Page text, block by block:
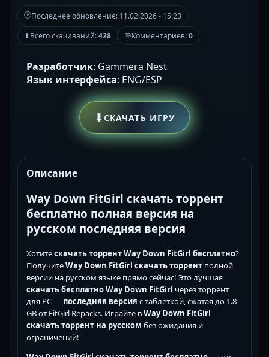
🕒Последнее обновление: 11.02.2026 - 15:23
⬇Всего скачиваний:428 💬Комментариев:0
Разработчик: Gammera Nest
Язык интерфейса: ENG/ESP
⬇СКАЧАТЬ ИГРУ
Описание
Way Down FitGirl скачать торрент
бесплатно полная версия на
русском последняя версия
Хотитескачать торрент Way Down FitGirl бесплатно?
ПолучитеWay Down FitGirl скачать торрент полной
версии на русском языке прямо сейчас! Это лучшая
скачать бесплатно Way Down FitGirl через торрент
для PC — последняя версия с таблеткой, сжатая до 1.8
GB от FitGirl Repacks. Играйте вWay Down FitGirl
скачать торрент на русском без ожидания и
ограничений!